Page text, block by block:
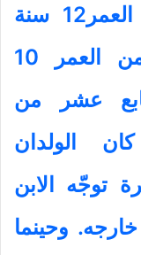
أوجين بارباديت البالغ من العمر12 سنة
وجوزيف بارباديت البالغ من العمر 10
عشر من
كان الولدان
توجّه الابن
خارجه. وحينما